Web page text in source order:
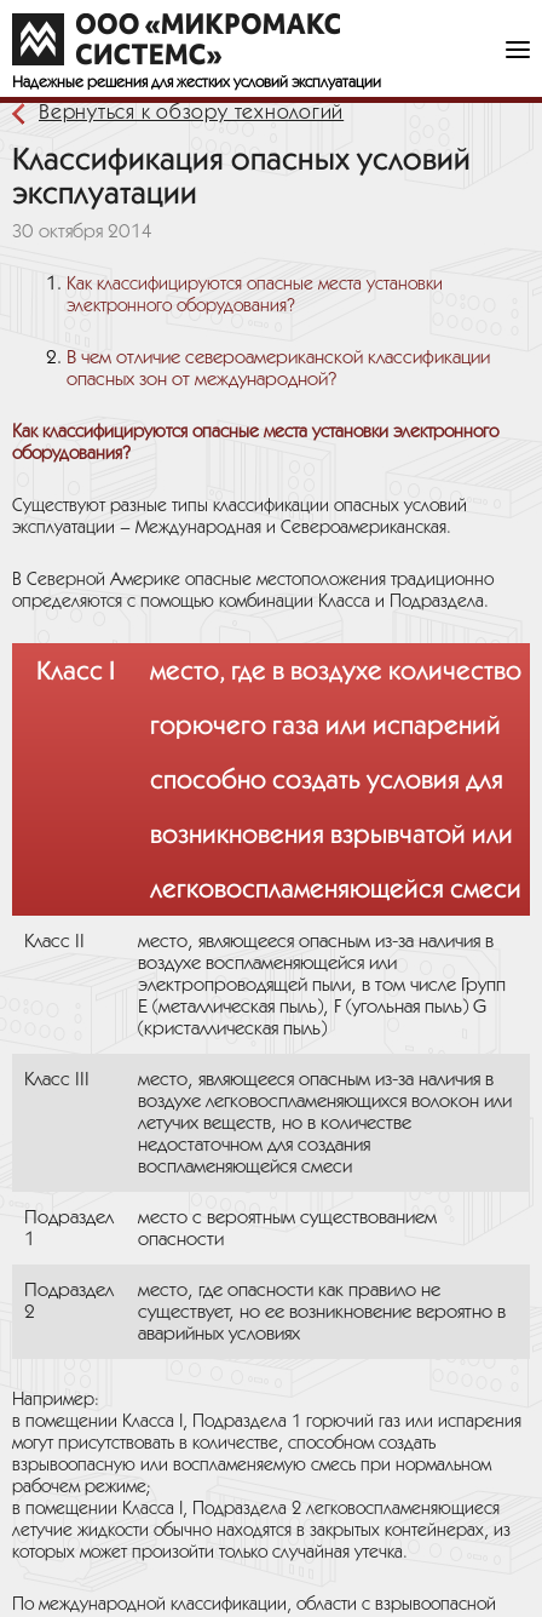
Надежные решения для жестких условий эксплуатации
Вернуться к обзору технологий
Классификация опасных условий
эксплуатации
30 октября 2014
Как классифицируются опасные места установки
электронного оборудования?
В чем отличие североамериканской классификации
опасных зон от международной?
Как классифицируются опасные места установки электронного
оборудования?
Существуют разные типы классификации опасных условий
эксплуатации – Международная и Североамериканская.
В Северной Америке опасные местоположения традиционно
определяются с помощью комбинации Класса и Подраздела.
Класс I
место, где в воздухе количество
горючего газа или испарений
способно создать условия для
возникновения взрывчатой или
легковоспламеняющейся смеси
Класс II
место, являющееся опасным из-за наличия в
воздухе воспламеняющейся или
электропроводящей пыли, в том числе Групп
Е (металлическая пыль), F (угольная пыль) G
(кристаллическая пыль)
Класс III
место, являющееся опасным из-за наличия в
воздухе легковоспламеняющихся волокон или
летучих веществ, но в количестве
недостаточном для создания
воспламеняющейся смеси
Подраздел
1
место с вероятным существованием
опасности
Подраздел
2
место, где опасности как правило не
существует, но ее возникновение вероятно в
аварийных условиях
Например:
в помещении Класса I, Подраздела 1 горючий газ или испарения
могут присутствовать в количестве, способном создать
взрывоопасную или воспламеняемую смесь при нормальном
рабочем режиме;
в помещении Класса I, Подраздела 2 легковоспламеняющиеся
летучие жидкости обычно находятся в закрытых контейнерах, из
которых может произойти только случайная утечка.
По международной классификации, области с взрывоопасной